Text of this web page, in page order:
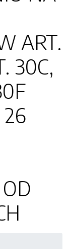
ART.
30C,